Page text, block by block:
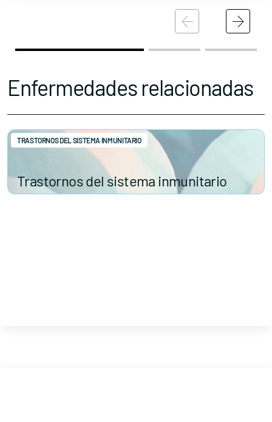
Enfermedades relacionadas
Trastornos del sistema inmunitario
TRASTORNOS DEL SISTEMA INMUNITARIO